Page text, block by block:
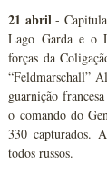
21 abril-
Lago Garda e o
forças da
“Feldmarschall”
guarnição
o comando do
330 capturados.
todos russos.